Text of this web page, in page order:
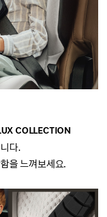
COLLECTION
다.
을 느껴보세요.